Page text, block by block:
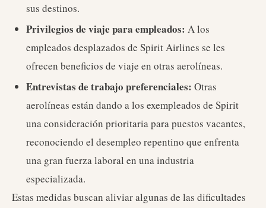
sus destinos.
Privilegios de viaje para empleados: A los
empleados desplazados de Spirit Airlines se les
ofrecen beneficios de viaje en otras aerolíneas.
Entrevistas de trabajo preferenciales: Otras
aerolíneas están dando a los exempleados de Spirit
una consideración prioritaria para puestos vacantes,
reconociendo el desempleo repentino que enfrenta
una gran fuerza laboral en una industria
especializada.
Estas medidas buscan aliviar algunas de las dificultades